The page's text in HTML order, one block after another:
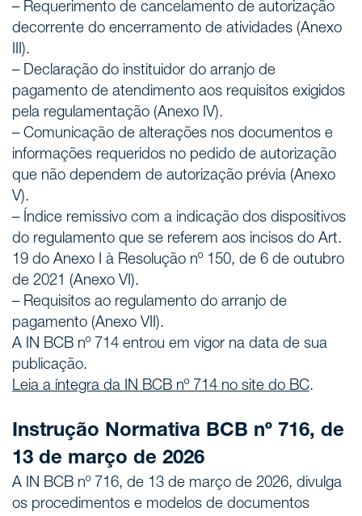
– Requerimento de cancelamento de autorização
decorrente do encerramento de atividades (Anexo
III).
– Declaração do instituidor do arranjo de
pagamento de atendimento aos requisitos exigidos
pela regulamentação (Anexo IV).
– Comunicação de alterações nos documentos e
informações requeridos no pedido de autorização
que não dependem de autorização prévia (Anexo
V).
– Índice remissivo com a indicação dos dispositivos
do regulamento que se referem aos incisos do Art.
19 do Anexo I à Resolução nº 150, de 6 de outubro
de 2021 (Anexo VI).
– Requisitos ao regulamento do arranjo de
pagamento (Anexo VII).
A IN BCB nº 714 entrou em vigor na data de sua
publicação.
Leia a íntegra da IN BCB nº 714 no site do BC.
Instrução Normativa BCB nº 716, de
13 de março de 2026
A IN BCB nº 716, de 13 de março de 2026, divulga
os procedimentos e modelos de documentos